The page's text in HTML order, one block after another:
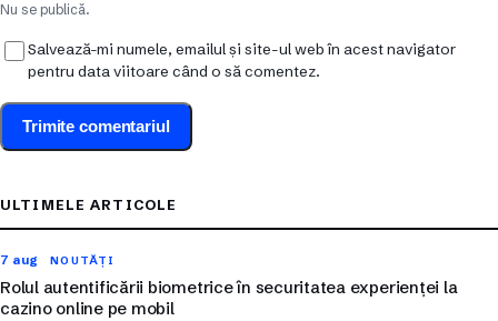
Nu se publică.
Salvează-mi numele, emailul și site-ul web în acest navigator
pentru data viitoare când o să comentez.
ULTIMELE ARTICOLE
7 aug NOUTĂȚI
Rolul autentificării biometrice în securitatea experienței la
cazino online pe mobil